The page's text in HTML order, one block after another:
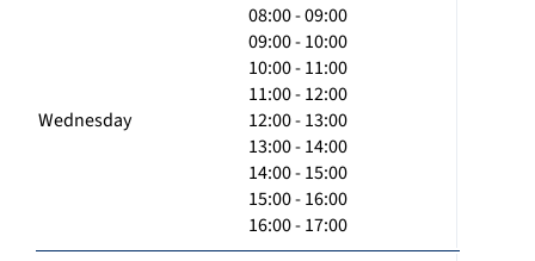
Wednesday
08:00 - 09:00
09:00 - 10:00
10:00 - 11:00
11:00 - 12:00
12:00 - 13:00
13:00 - 14:00
14:00 - 15:00
15:00 - 16:00
16:00 - 17:00